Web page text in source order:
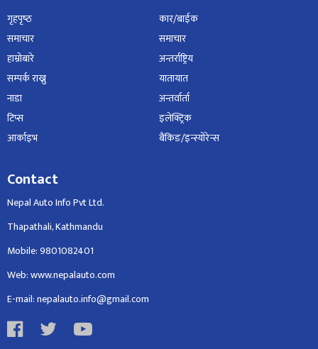
गृहपृष्‍ठ
समाचार
हाम्रोबारे
सम्पर्क राख्नु
नाडा
टिप्स
आर्काइभ
कार/बाईक
समाचार
अन्तर्राष्ट्रिय
यातायात
अन्तर्वार्ता
इलेक्ट्रिक
बैंकिङ/इन्स्योरेन्स
Contact
Nepal Auto Info Pvt Ltd.
Thapathali, Kathmandu
Mobile: 9801082401
Web: www.nepalauto.com
E-mail: nepalauto.info@gmail.com